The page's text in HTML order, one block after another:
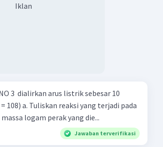
Iklan
3 ​ dialirkan arus listrik sebesar 10
pada
b. Berapa massa logam perak yang die...
Jawaban terverifikasi